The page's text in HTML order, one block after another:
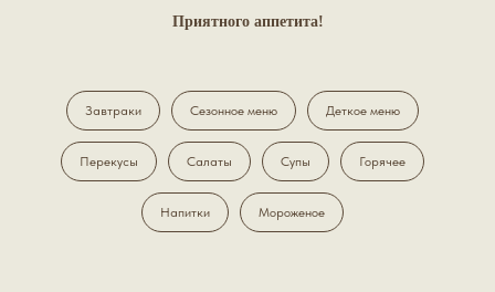
Приятного аппетита!
Завтраки Сезонное меню Деткое меню
Перекусы Салаты Супы Горячее
Напитки Мороженое